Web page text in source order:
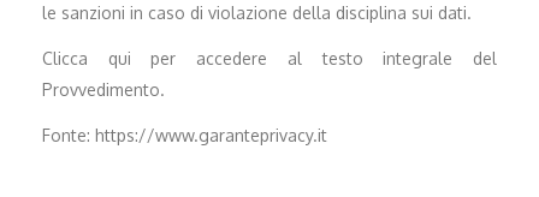
le sanzioni in caso di violazione della disciplina sui dati.
Clicca qui per accedere al testo integrale del
Provvedimento.
Fonte: https://www.garanteprivacy.it